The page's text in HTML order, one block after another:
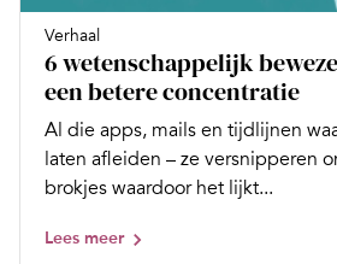
Verhaal
6 wetenschappelijk
een betere concentratie
Al die apps, mails en tijdlijnen
laten afleiden – ze versnipperen
brokjes waardoor het lijkt...
Lees meer